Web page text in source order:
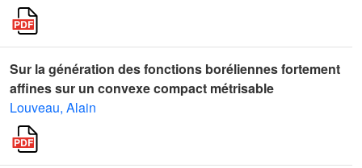
Sur la génération des fonctions boréliennes fortement
affines sur un convexe compact métrisable
Louveau, Alain